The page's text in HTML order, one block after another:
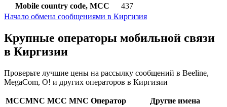
Mobile country code, MCC
437
Начало обмена сообщениями в Киргизия
Крупные операторы мобильной связи
в Киргизии
Проверьте лучшие цены на рассылку сообщений в Beeline,
MegaCom, O! и других операторов в Киргизии
MCCMNC MCC MNC Оператор Другие имена